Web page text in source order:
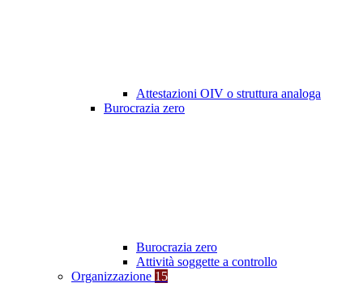
Attestazioni OIV o struttura analoga
Burocrazia zero
Burocrazia zero
Attività soggette a controllo
Organizzazione 15